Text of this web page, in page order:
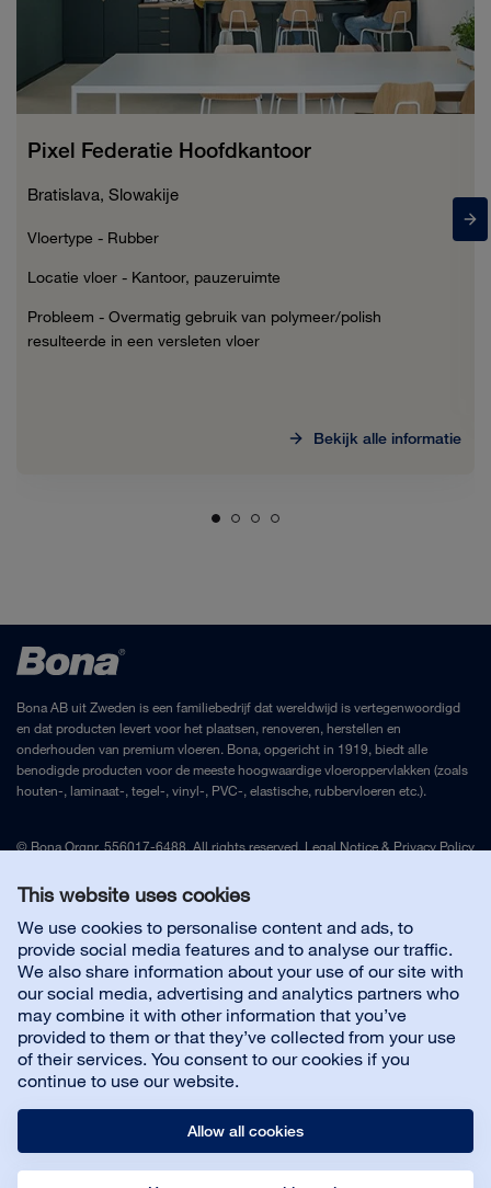
This website uses cookies
We use cookies to personalise content and ads, to
provide social media features and to analyse our traffic.
We also share information about your use of our site with
our social media, advertising and analytics partners who
may combine it with other information that you’ve
provided to them or that they’ve collected from your use
of their services. You consent to our cookies if you
continue to use our website.
Allow all cookies
Pixel Federatie Hoofdkantoor
Bratislava, Slowakije
Vloertype - Rubber
Locatie vloer - Kantoor, pauzeruimte
Probleem - Overmatig gebruik van polymeer/polish
resulteerde in een versleten vloer
Bekijk alle informatie
Bona AB uit Zweden is een familiebedrijf dat wereldwijd is vertegenwoordigd
en dat producten levert voor het plaatsen, renoveren, herstellen en
onderhouden van premium vloeren. Bona, opgericht in 1919, biedt alle
benodigde producten voor de meeste hoogwaardige vloeroppervlakken (zoals
houten-, laminaat-, tegel-, vinyl-, PVC-, elastische, rubbervloeren etc.).
© Bona Orgnr. 556017-6488. All rights reserved. Legal Notice& Privacy Policy
Contact België
Handige links
Over ons